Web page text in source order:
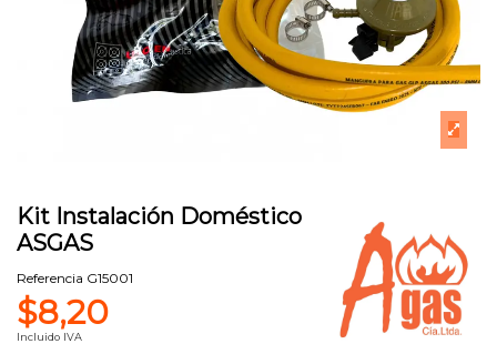
Kit Instalación Doméstico
ASGAS
Referencia G15001
$8,20
Incluido IVA